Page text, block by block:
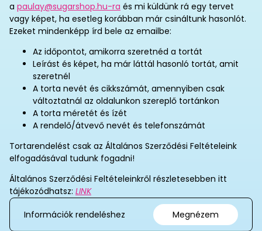
a paulay@sugarshop.hu-ra és mi küldünk rá egy tervet
vagy képet, ha esetleg korábban már csináltunk hasonlót.
Ezeket mindenképp írd bele az emailbe:
Az időpontot, amikorra szeretnéd a tortát
Leírást és képet, ha már láttál hasonló tortát, amit
szeretnél
A torta nevét és cikkszámát, amennyiben csak
változtatnál az oldalunkon szereplő tortánkon
A torta méretét és ízét
A rendelő/átvevő nevét és telefonszámát
Tortarendelést csak az Általános Szerződési Feltételeink
elfogadásával tudunk fogadni!
Általános Szerződési Feltételeinkről részletesebben itt
tájékozódhatsz: LINK
Információk rendeléshez
Megnézem